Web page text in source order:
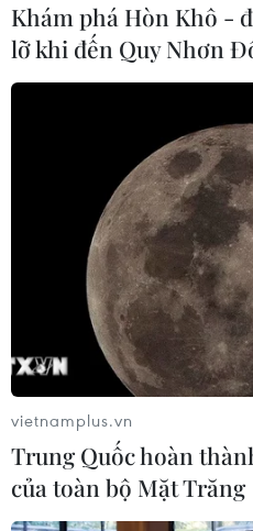
Khám phá Hòn Khô -
lỡ khi đến Quy Nhơn
vietnamplus.vn
Trung Quốc hoàn
của toàn bộ Mặt Trăng